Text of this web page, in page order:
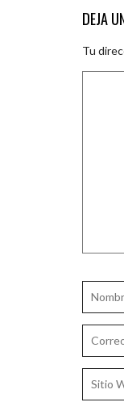
DEJA
Tu